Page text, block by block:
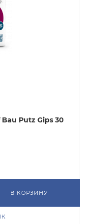
Putz Gips 30
В КОРЗИНУ